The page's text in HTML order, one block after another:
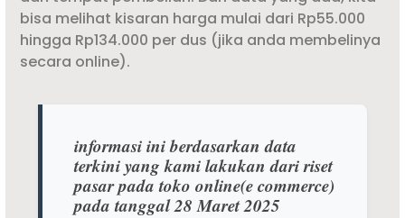
bisa melihat kisaran harga mulai dari Rp55.000
hingga Rp134.000 per dus (jika anda membelinya
secara online).
informasi ini berdasarkan data
terkini yang kami lakukan dari riset
pasar pada toko online(e commerce)
pada tanggal 28 Maret 2025